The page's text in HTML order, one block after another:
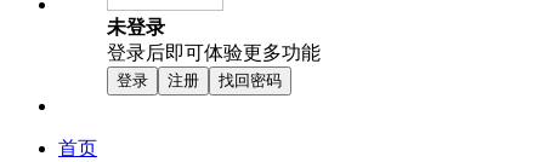
未登录
登录后即可体验更多功能
登录 注册 找回密码
首页